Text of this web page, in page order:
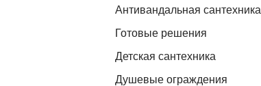
Антивандальная сантехника
Готовые решения
Детская сантехника
Душевые ограждения